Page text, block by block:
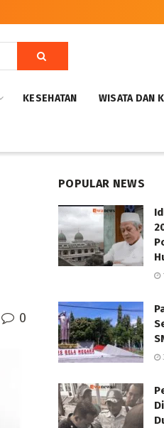
KESEHATAN WISATA DAN
0
POPULAR NEWS